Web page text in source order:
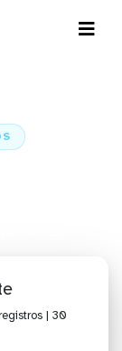
| 30